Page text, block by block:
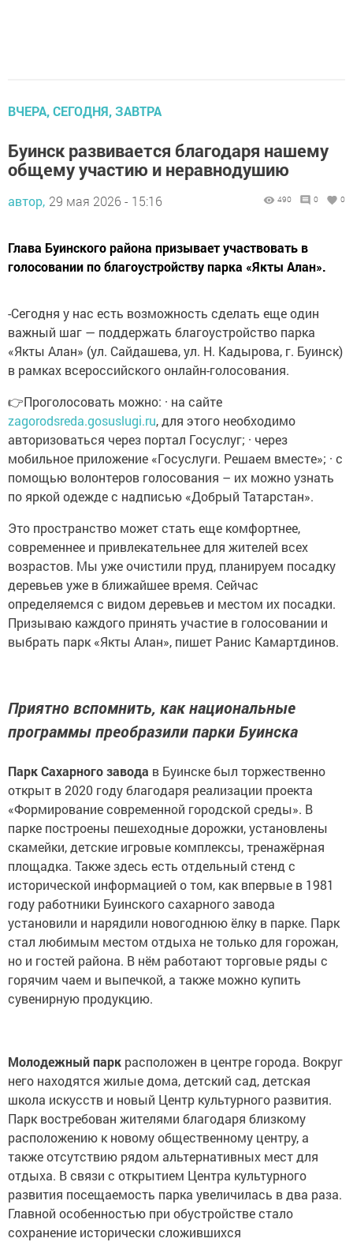
ВЧЕРА, СЕГОДНЯ, ЗАВТРА
Буинск развивается благодаря нашему
общему участию и неравнодушию
автор, 29 мая 2026 - 15:16 490 0 0
Глава Буинского района призывает участвовать в
голосовании по благоустройству парка «Якты Алан».
-Сегодня у нас есть возможность сделать еще один
важный шаг — поддержать благоустройство парка
«Якты Алан» (ул. Сайдашева, ул. Н. Кадырова, г. Буинск)
в рамках всероссийского онлайн-голосования.
👉Проголосовать можно: · на сайте
zagorodsreda.gosuslugi.ru, для этого необходимо
авторизоваться через портал Госуслуг; · через
мобильное приложение «Госуслуги. Решаем вместе»; · с
помощью волонтеров голосования – их можно узнать
по яркой одежде с надписью «Добрый Татарстан».
Это пространство может стать еще комфортнее,
современнее и привлекательнее для жителей всех
возрастов. Мы уже очистили пруд, планируем посадку
деревьев уже в ближайшее время. Сейчас
определяемся с видом деревьев и местом их посадки.
Призываю каждого принять участие в голосовании и
выбрать парк «Якты Алан», пишет Ранис Камартдинов.
Приятно вспомнить, как национальные
программы преобразили парки Буинска
Парк Сахарного завода в Буинске был торжественно
открыт в 2020 году благодаря реализации проекта
«Формирование современной городской среды». В
парке построены пешеходные дорожки, установлены
скамейки, детские игровые комплексы, тренажёрная
площадка. Также здесь есть отдельный стенд с
исторической информацией о том, как впервые в 1981
году работники Буинского сахарного завода
установили и нарядили новогоднюю ёлку в парке. Парк
стал любимым местом отдыха не только для горожан,
но и гостей района. В нём работают торговые ряды с
горячим чаем и выпечкой, а также можно купить
сувенирную продукцию.
Молодежный парк расположен в центре города. Вокруг
него находятся жилые дома, детский сад, детская
школа искусств и новый Центр культурного развития.
Парк востребован жителями благодаря близкому
расположению к новому общественному центру, а
также отсутствию рядом альтернативных мест для
отдыха. В связи с открытием Центра культурного
развития посещаемость парка увеличилась в два раза.
Главной особенностью при обустройстве стало
сохранение исторически сложившихся